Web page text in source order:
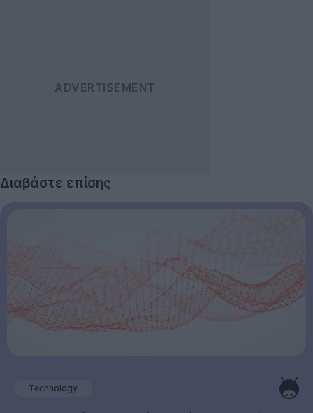
Διαβάστε επίσης
Technology